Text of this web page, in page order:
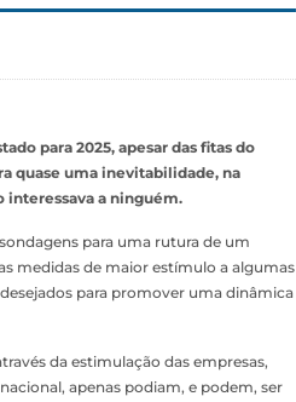
para 2025, apesar das fitas do
quase uma inevitabilidade, na
interessava a ninguém.
para uma rutura de um
medidas de maior estímulo a algumas
para promover uma dinâmica
da estimulação das empresas,
apenas podiam, e podem, ser